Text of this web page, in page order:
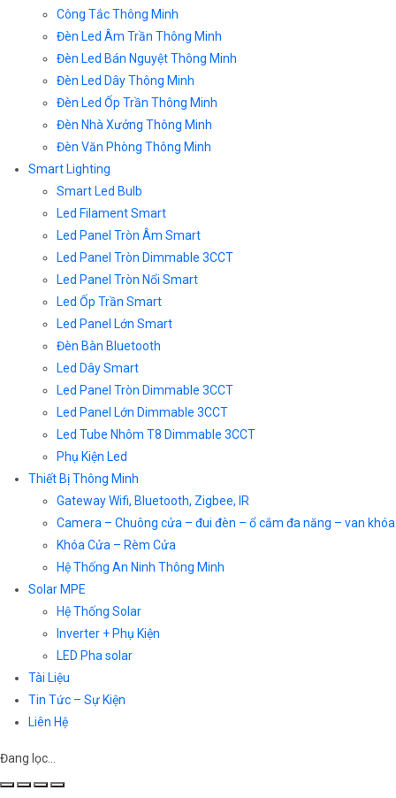
Công Tắc Thông Minh
Đèn Led Âm Trần Thông Minh
Đèn Led Bán Nguyệt Thông Minh
Đèn Led Dây Thông Minh
Đèn Led Ốp Trần Thông Minh
Đèn Nhà Xưởng Thông Minh
Đèn Văn Phòng Thông Minh
Smart Lighting
Smart Led Bulb
Led Filament Smart
Led Panel Tròn Âm Smart
Led Panel Tròn Dimmable 3CCT
Led Panel Tròn Nổi Smart
Led Ốp Trần Smart
Led Panel Lớn Smart
Đèn Bàn Bluetooth
Led Dây Smart
Led Panel Tròn Dimmable 3CCT
Led Panel Lớn Dimmable 3CCT
Led Tube Nhôm T8 Dimmable 3CCT
Phụ Kiện Led
Thiết Bị Thông Minh
Gateway Wifi, Bluetooth, Zigbee, IR
Camera – Chuông cửa – đui đèn – ổ cắm đa năng – van khóa
Khóa Cửa – Rèm Cửa
Hệ Thống An Ninh Thông Minh
Solar MPE
Hệ Thống Solar
Inverter + Phụ Kiện
LED Pha solar
Tài Liệu
Tin Tức – Sự Kiện
Liên Hệ
Đang lọc…